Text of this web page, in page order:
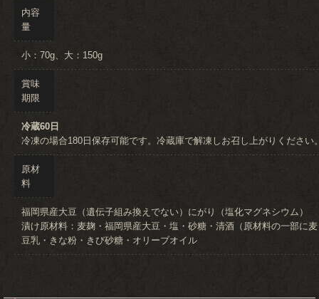
内容
量
小：70g、大：150g
賞味
期限
冷蔵60日
冷凍の場合180日保存可能です。冷蔵庫で解凍しお召し上がりください
原材
料
福岡県産大豆（遺伝子組み換えでない）にがり（塩化マグネシウム）
漬け原材料：麦麹・福岡県産大豆・塩・砂糖・清酒（原材料の一部に
豆乳・きな粉・きび砂糖・オリーブオイル